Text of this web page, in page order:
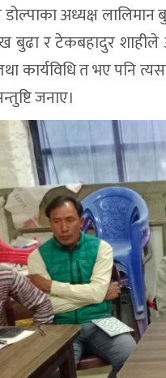
अध्यक्ष
बुढा र टेकबहादुर
कार्यविधि त भए पनि
जनाए।